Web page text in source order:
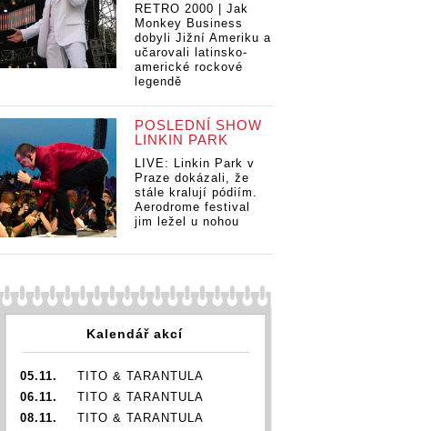
RETRO 2000 | Jak
Monkey Business
dobyli Jižní Ameriku a
učarovali latinsko-
americké rockové
legendě
POSLEDNÍ SHOW
LINKIN PARK
LIVE: Linkin Park v
Praze dokázali, že
stále kralují pódiím.
Aerodrome festival
jim ležel u nohou
Kalendář akcí
05.11.
TITO & TARANTULA
06.11.
TITO & TARANTULA
08.11.
TITO & TARANTULA